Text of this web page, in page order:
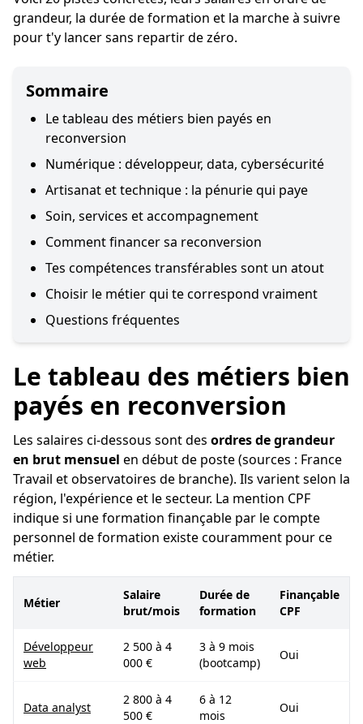
grandeur, la durée de formation et la marche à suivre
pour t'y lancer sans repartir de zéro.
Sommaire
Le tableau des métiers bien payés en
reconversion
Numérique : développeur, data, cybersécurité
Artisanat et technique : la pénurie qui paye
Soin, services et accompagnement
Comment financer sa reconversion
Tes compétences transférables sont un atout
Choisir le métier qui te correspond vraiment
Questions fréquentes
Le tableau des métiers bien
payés en reconversion
Les salaires ci-dessous sont des ordres de grandeur
en brut mensuel en début de poste (sources : France
Travail et observatoires de branche). Ils varient selon la
région, l'expérience et le secteur. La mention CPF
indique si une formation finançable par le compte
personnel de formation existe couramment pour ce
métier.
Métier
Salaire
brut/mois
Durée de
formation
Finançable
CPF
Développeur
web
2 500 à 4
000 €
3 à 9 mois
(bootcamp)
Oui
Data analyst
2 800 à 4
500 €
6 à 12
mois
Oui